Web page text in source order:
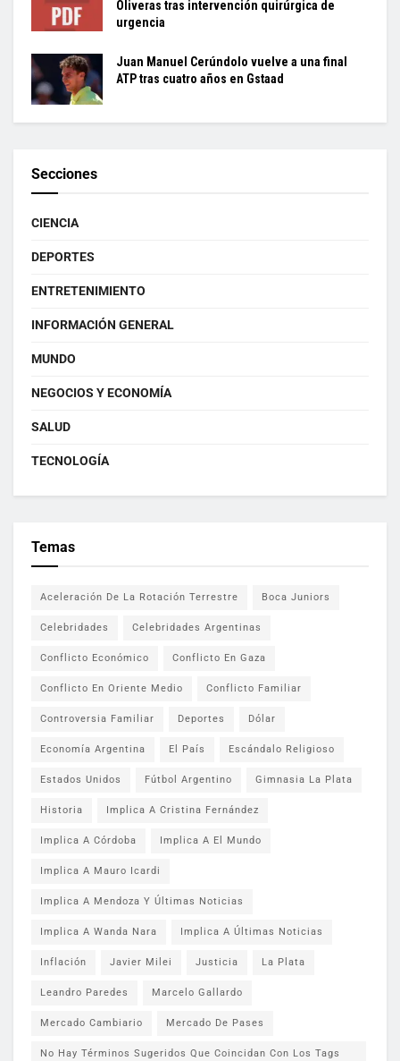
Oliveras tras intervención quirúrgica de
urgencia
Juan Manuel Cerúndolo vuelve a una final
ATP tras cuatro años en Gstaad
Secciones
CIENCIA
DEPORTES
ENTRETENIMIENTO
INFORMACIÓN GENERAL
MUNDO
NEGOCIOS Y ECONOMÍA
SALUD
TECNOLOGÍA
Temas
Aceleración De La Rotación Terrestre Boca Juniors
Celebridades Celebridades Argentinas
Conflicto Económico Conflicto En Gaza
Conflicto En Oriente Medio Conflicto Familiar
Controversia Familiar Deportes Dólar
Economía Argentina El País Escándalo Religioso
Estados Unidos Fútbol Argentino Gimnasia La Plata
Historia Implica A Cristina Fernández
Implica A Córdoba Implica A El Mundo
Implica A Mauro Icardi
Implica A Mendoza Y Últimas Noticias
Implica A Wanda Nara Implica A Últimas Noticias
Inflación Javier Milei Justicia La Plata
Leandro Paredes Marcelo Gallardo
Mercado Cambiario Mercado De Pases
No Hay Términos Sugeridos Que Coincidan Con Los Tags